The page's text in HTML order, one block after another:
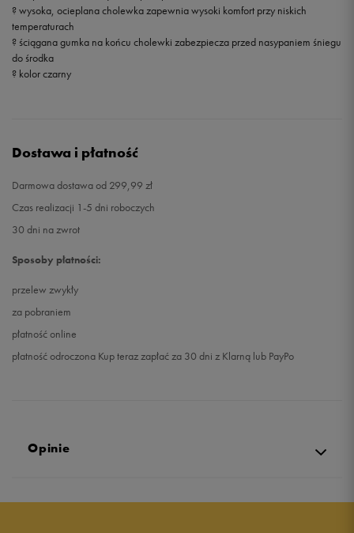
? wysoka, ocieplana cholewka zapewnia wysoki komfort przy niskich
temperaturach
? ściągana gumka na końcu cholewki zabezpiecza przed nasypaniem śniegu
do środka
? kolor czarny
Dostawa i płatność
Darmowa dostawa od 299,99 zł
Czas realizacji 1-5 dni roboczych
30 dni na zwrot
Sposoby płatności:
przelew zwykły
za pobraniem
płatność online
płatność odroczona Kup teraz zapłać za 30 dni z Klarną lub PayPo
Opinie